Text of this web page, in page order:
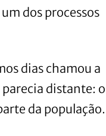
dos processos
dias chamou a
distante: o
da população.